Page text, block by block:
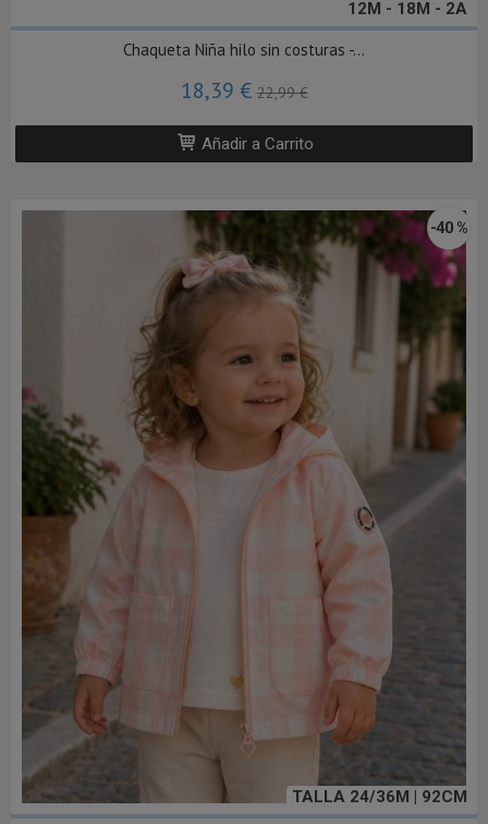
12M - 18M - 2A
Chaqueta Niña hilo sin costuras -...
18,39 €22,99 €
Añadir a Carrito
TALLA 24/36M | 92CM
-40 %